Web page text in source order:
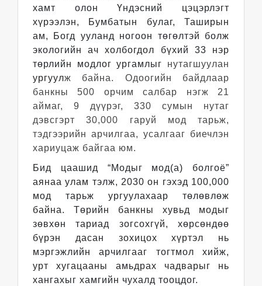
хамт олон Үндэсний цэцэрлэгт
хүрээлэн, Бумбатын булаг, Таширын
ам, Богд ууланд ногоон төгөлтэй болж
экологийн ач холбогдол бүхий 33 нэр
төрлийн модлог ургамлыг нутагшуулан
ургуулж байна. Одоогийн байдлаар
банкны 500 орчим салбар нэгж 21
аймаг, 9 дүүрэг, 330 сумын нутаг
дэвсгэрт 30,000 гаруй мод тарьж,
тэдгээрийн арчилгаа, усалгааг биечлэн
хариуцаж байгаа юм.
Бид цаашид “Модыг мод(а) болгоё”
аянаа улам тэлж, 2030 он гэхэд 100,000
мод тарьж ургуулахаар төлөвлөж
байна. Төрийн банкны хувьд модыг
зөвхөн тариад зогсохгүй, хөрсөндөө
бүрэн дасан зохицох хүртэл нь
мэргэжлийн арчилгааг тогтмол хийж,
урт хугацааны амьдрах чадварыг нь
хангахыг хамгийн чухалд тооцдог.